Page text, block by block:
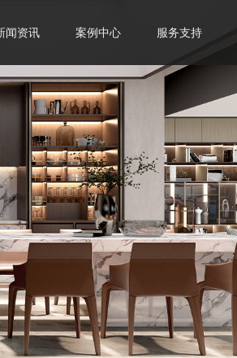
闻资讯 案例中心 服务支持